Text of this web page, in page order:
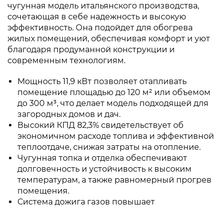
чугунная модель итальянского производства,
сочетающая в себе надежность и высокую
эффективность. Она подойдет для обогрева
жилых помещений, обеспечивая комфорт и уют
благодаря продуманной конструкции и
современным технологиям.
Мощность 11,9 кВт позволяет отапливать
помещение площадью до 120 м² или объемом
до 300 м³, что делает модель подходящей для
загородных домов и дач.
Высокий КПД 82,3% свидетельствует об
экономичном расходе топлива и эффективной
теплоотдаче, снижая затраты на отопление.
Чугунная топка и отделка обеспечивают
долговечность и устойчивость к высоким
температурам, а также равномерный прогрев
помещения.
Система дожига газов повышает